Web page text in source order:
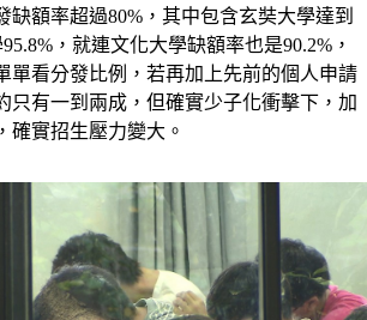
缺額率超過80%，其中包含玄奘大學達到
，就連文化大學缺額率也是90.2%，
單看分發比例，若再加上先前的個人申請
只有一到兩成，但確實少子化衝擊下，加
確實招生壓力變大。